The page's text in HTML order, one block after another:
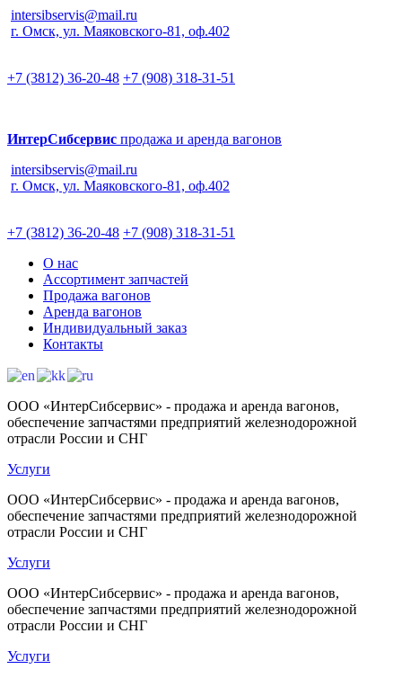
intersibservis@mail.ru
г. Омск, ул. Маяковского-81, оф.402
+7 (3812) 36-20-48 +7 (908) 318-31-51
ИнтерСибсервис продажа и аренда вагонов
intersibservis@mail.ru
г. Омск, ул. Маяковского-81, оф.402
+7 (3812) 36-20-48 +7 (908) 318-31-51
О нас
Ассортимент запчастей
Продажа вагонов
Аренда вагонов
Индивидуальный заказ
Контакты
ООО «ИнтерСибсервис» - продажа и аренда вагонов,
обеспечение запчастями предприятий железнодорожной
отрасли России и СНГ
Услуги
ООО «ИнтерСибсервис» - продажа и аренда вагонов,
обеспечение запчастями предприятий железнодорожной
отрасли России и СНГ
Услуги
ООО «ИнтерСибсервис» - продажа и аренда вагонов,
обеспечение запчастями предприятий железнодорожной
отрасли России и СНГ
Услуги